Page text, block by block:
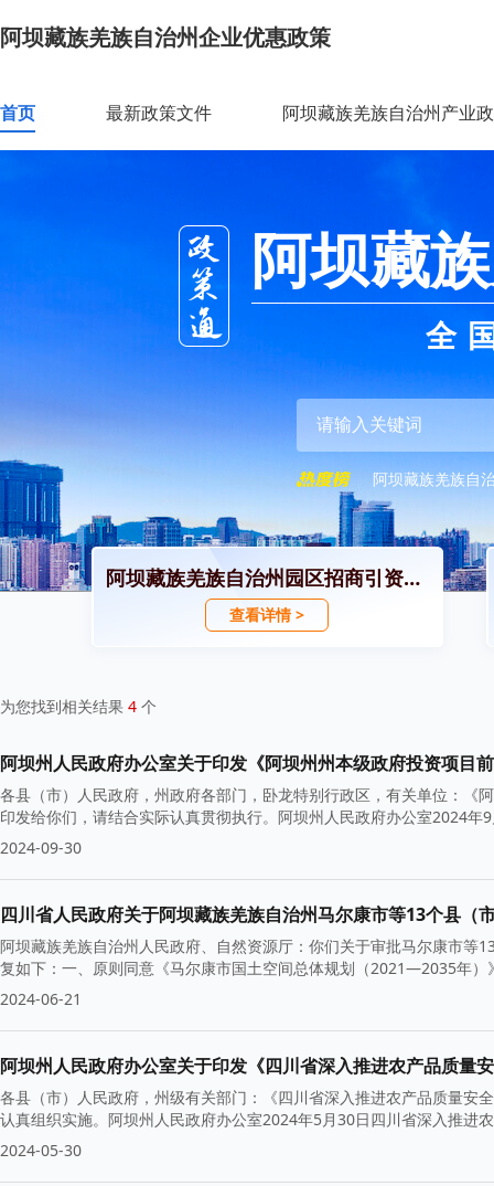
阿坝藏族羌族自治州企业优惠政策
首页 最新政策文件 阿坝藏族羌族自治州产业
阿坝藏
全
阿坝藏族羌族自
阿坝藏族羌族自治州园区招商引资政策
查看详情 >
为您找到相关结果 4 个
阿坝州人民政府办公室关于印发《阿坝州州本级政府投资项目
各县（市）人民政府，州政府各部门，卧龙特别行政区，有关单位：《
印发给你们，请结合实际认真贯彻执行。阿坝州人民政府办公室2024
2024-09-30
四川省人民政府关于阿坝藏族羌族自治州马尔康市等13个县
阿坝藏族羌族自治州人民政府、自然资源厅：你们关于审批马尔康市
复如下：一、原则同意《马尔康市国土空间总体规划（2021—2035年
2024-06-21
阿坝州人民政府办公室关于印发《四川省深入推进农产品质量
各县（市）人民政府，州级有关部门：《四川省深入推进农产品质量安
认真组织实施。阿坝州人民政府办公室2024年5月30日四川省深入推进
2024-05-30